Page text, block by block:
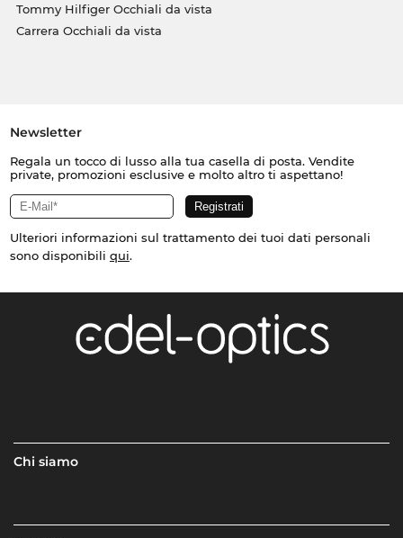
Tommy Hilfiger Occhiali da vista
Carrera Occhiali da vista
Newsletter
Regala un tocco di lusso alla tua casella di posta. Vendite
private, promozioni esclusive e molto altro ti aspettano!
Ulteriori informazioni sul trattamento dei tuoi dati personali
sono disponibili qui.
Chi siamo